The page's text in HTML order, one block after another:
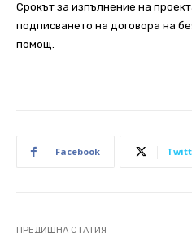
Срокът за изпълнение на
подписването на договора на
помощ.
Facebook
ПРЕДИШНА СТАТИЯ